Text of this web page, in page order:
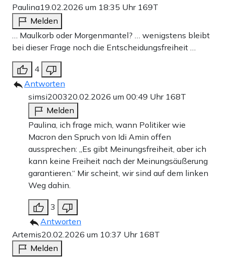
Paulina19.02.2026 um 18:35 Uhr 169T
Melden
… Maulkorb oder Morgenmantel? … wenigstens bleibt
bei dieser Frage noch die Entscheidungsfreiheit …
4
Antworten
simsi200320.02.2026 um 00:49 Uhr 168T
Melden
Paulina, ich frage mich, wann Politiker wie
Macron den Spruch von Idi Amin offen
aussprechen: „Es gibt Meinungsfreiheit, aber ich
kann keine Freiheit nach der Meinungsäußerung
garantieren.“ Mir scheint, wir sind auf dem linken
Weg dahin.
3
Antworten
Artemis20.02.2026 um 10:37 Uhr 168T
Melden